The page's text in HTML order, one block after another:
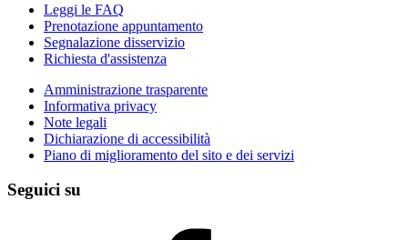
Leggi le FAQ
Prenotazione appuntamento
Segnalazione disservizio
Richiesta d'assistenza
Amministrazione trasparente
Informativa privacy
Note legali
Dichiarazione di accessibilità
Piano di miglioramento del sito e dei servizi
Seguici su